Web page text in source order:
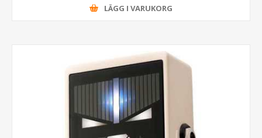
LÄGG I VARUKORG